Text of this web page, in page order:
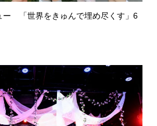
ー 「世界をきゅんで埋め尽くす」6